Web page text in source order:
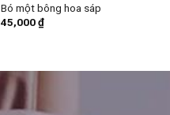
Bó một bông hoa sáp
45,000₫